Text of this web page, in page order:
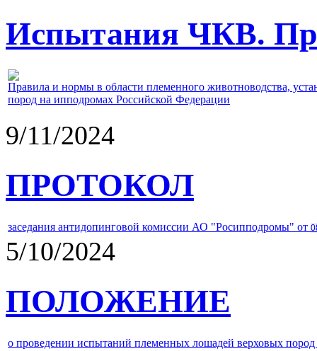
Испытания ЧКВ.
Правила и нормы в области племенного животноводства,
пород на ипподромах Российской Федерации
9/11/2024
ПРОТОКОЛ
заседания антидопинговой комиссии АО "Росипподромы" от
5/10/2024
ПОЛОЖЕНИЕ
о проведении испытаний племенных лошадей верховых